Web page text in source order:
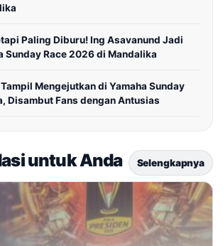
Paling Diburu! Ing Asavanund Jadi
Sunday Race 2026 di Mandalika
Mengejutkan di Yamaha Sunday
Disambut Fans dengan Antusias
untuk Anda Selengkapnya